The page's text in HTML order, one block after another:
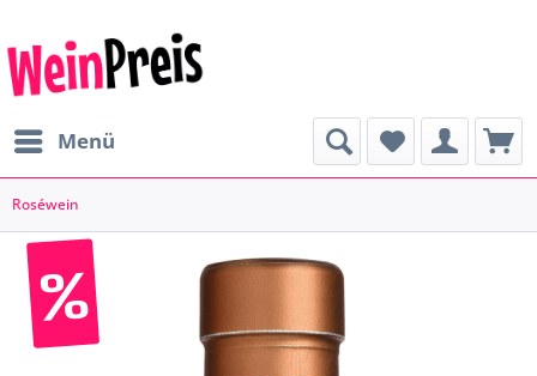
Menü
Roséwein